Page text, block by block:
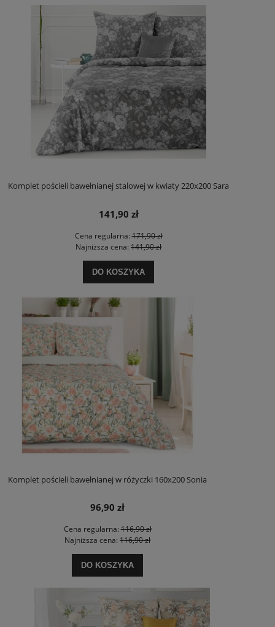
Komplet pościeli bawełnianej stalowej w kwiaty 220x200 Sara
141,90 zł
Cena regularna:171,90 zł
Najniższa cena: 141,90 zł
DO KOSZYKA
Komplet pościeli bawełnianej w różyczki 160x200 Sonia
96,90 zł
Cena regularna:116,90 zł
Najniższa cena: 116,90 zł
DO KOSZYKA